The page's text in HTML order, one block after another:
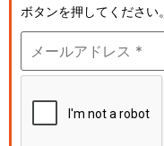
ボタンを押してください。